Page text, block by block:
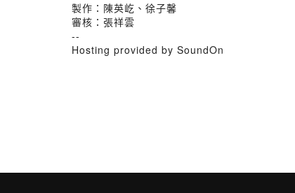
製作：陳英屹、徐子馨
審核：張祥雲
--
Hosting provided by SoundOn